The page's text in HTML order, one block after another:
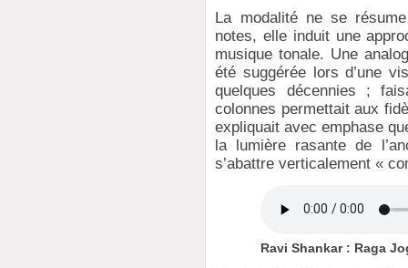
La modalité ne se
notes, elle induit une
musique tonale. Une
été suggérée lors d’une
quelques décennies ;
colonnes permettait aux
expliquait avec emphase
la lumière rasante de
s’abattre verticalement «
Ravi Shankar : Raga